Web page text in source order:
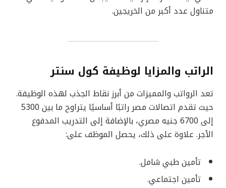
متناول عدد أكبر من الخريجين.
الراتب والمزايا لوظيفة كول سنتر
تعد الرواتب والمميزات من أبرز نقاط الجذب لهذه الوظيفة.
حيث تقدم اتصالات مصر راتبًا أساسيًا يتراوح ما بين 5300
إلى 6700 جنيه مصري، بالإضافة إلى التدريب المدفوع
الأجر. علاوة على ذلك، يحصل الموظف على:
تأمين طبي شامل.
تأمين اجتماعي.